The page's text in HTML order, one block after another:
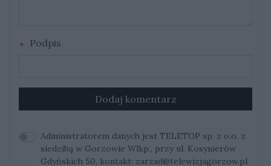
Podpis
Dodaj komentarz
Administratorem danych jest TELETOP sp. z o.o. z
siedzibą w Gorzowie Wlkp., przy ul. Kosynierów
Gdyńskich 50, kontakt: zarzad@telewizjagorzow.pl